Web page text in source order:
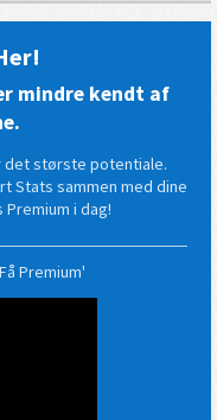
mindre kendt af
det største potentiale.
Stats sammen med dine
Premium i dag!
Premium'